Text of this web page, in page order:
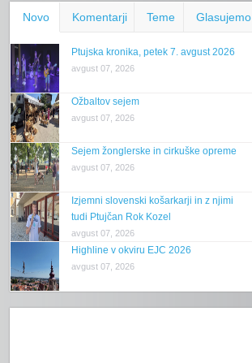
Novo Komentarji Teme Glasujemo
Ptujska kronika, petek 7. avgust 2026
avgust 07, 2026
Ožbaltov sejem
avgust 07, 2026
Sejem žonglerske in cirkuške opreme
avgust 07, 2026
Izjemni slovenski košarkarji in z njimi
tudi Ptujčan Rok Kozel
avgust 07, 2026
Highline v okviru EJC 2026
avgust 07, 2026